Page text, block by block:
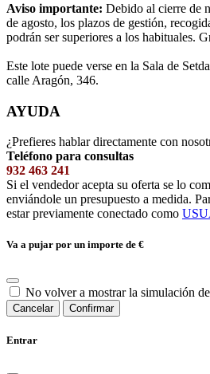
Aviso importante: Debido al cierre de
de agosto, los plazos de gestión,
podrán ser superiores a los habituales.
Este lote puede verse en la Sala de
calle Aragón, 346.
AYUDA
¿Prefieres hablar directamente con
Teléfono para consultas
932 463 241
Si el vendedor acepta su oferta se lo
enviándole un presupuesto a medida.
estar previamente conectado como
Va a pujar por un importe de €
No volver a mostrar la simulación
Cancelar Confirmar
Entrar